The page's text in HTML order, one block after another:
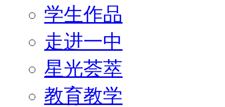
学生作品
走进一中
星光荟萃
教育教学